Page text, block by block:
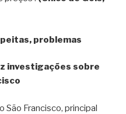
problemas
investigações sobre
São Francisco, principal